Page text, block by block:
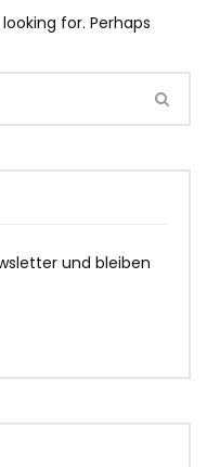
for. Perhaps
und bleiben